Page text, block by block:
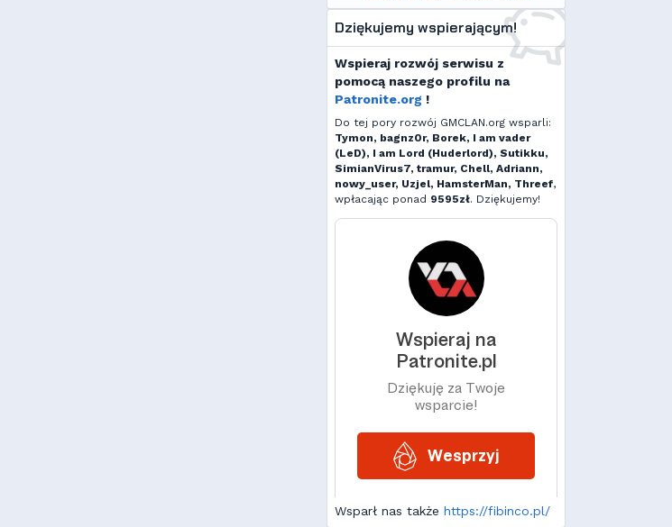
Dziękujemy wspierającym!
Wspieraj rozwój serwisu z
pomocą naszego profilu na
Patronite.org !
Do tej pory rozwój GMCLAN.org wsparli:
Tymon, bagnz0r, Borek, I am vader
(LeD), I am Lord (Huderlord), Sutikku,
SimianVirus7, tramur, Chell, Adriann,
nowy_user, Uzjel, HamsterMan, Threef,
wpłacając ponad 9595zł. Dziękujemy!
Wsparł nas także https://fibinco.pl/